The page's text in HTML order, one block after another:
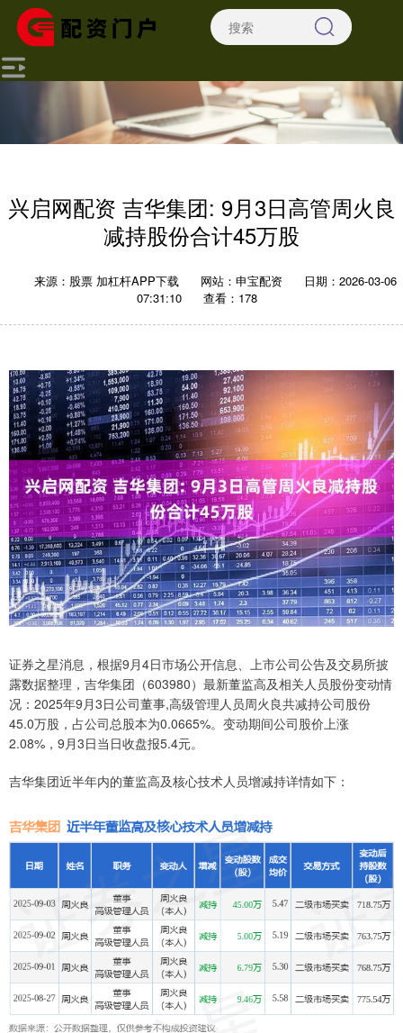
兴启网配资 吉华集团: 9月3日高管周火良
减持股份合计45万股
来源：股票 加杠杆APP下载 网站：申宝配资
日期：2026-03-06
07:31:10
查看：178
证券之星消息，根据9月4日市场公开信息、上市公司公告及交易所披
露数据整理，吉华集团（603980）最新董监高及相关人员股份变动情
况：2025年9月3日公司董事,高级管理人员周火良共减持公司股份
45.0万股，占公司总股本为0.0665%。变动期间公司股价上涨
2.08%，9月3日当日收盘报5.4元。
吉华集团近半年内的董监高及核心技术人员增减持详情如下：